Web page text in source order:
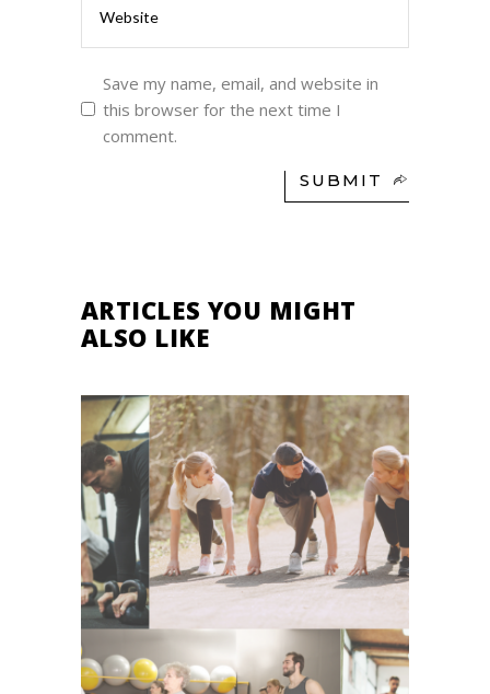
Save my name, email, and website in
this browser for the next time I
comment.
SUBMIT
ARTICLES YOU MIGHT
ALSO LIKE